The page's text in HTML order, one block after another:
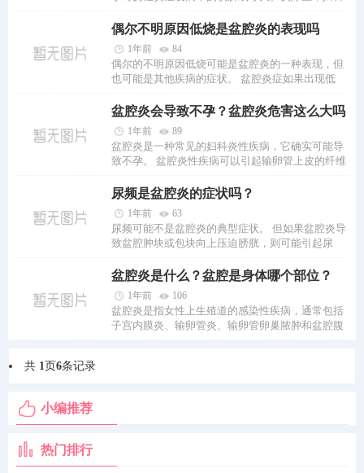
偶尔不明原因低烧是盆腔炎的表现吗
1年前 84
偶尔的不明原因低烧可能是盆腔炎的一种表现，但
也可能是其他疾病的症状。 盆腔炎症如果出现低
盆腔炎会导致不孕？盆腔炎危害这么大吗
1年前 89
盆腔炎是一种常见的妇科炎性疾病，它确实可能导
致不孕。 盆腔炎性疾病可以引起输卵管上皮的纤维
尿频是盆腔炎的症状吗？
1年前 63
尿频可能不是盆腔炎的典型症状。 但如果盆腔炎导
致盆腔肿块或包块向上压迫膀胱，则可能引起尿
盆腔炎是什么？盆腔是身体哪个部位？
1年前 106
盆腔炎是指女性上生殖道的感染性疾病，通常包括
子宫内膜炎、输卵管炎、输卵管卵巢脓肿和盆腔腹
共 1页6条记录
小编推荐
热门排行